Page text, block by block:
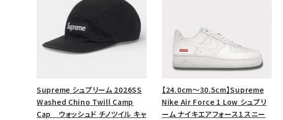
キーワードから探す
シーズンから探す 価格から探す
Supreme シュプリーム 2026SS
Washed Chino Twill Camp
Cap ウォッシュド チノツイル キャ
【24.0cm～30.5cm】Supreme
Nike Air Force 1 Low シュプリ
ーム ナイキエアフォース１スニー